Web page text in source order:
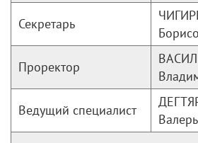
Секретарь
Проректор
Ведущий специалист